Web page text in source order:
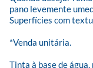
pano levemente
Superfícies com
*Venda unitária.
Tinta à base de